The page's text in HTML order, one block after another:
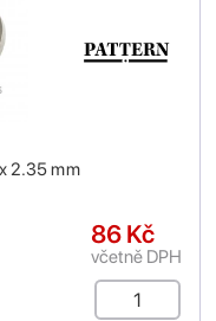
2.35 mm
86 Kč
včetně DPH